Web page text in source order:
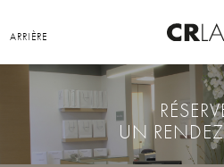
ARRIÈRE
UN